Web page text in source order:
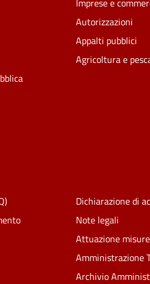
Imprese e
Autorizzazioni
Appalti pubblici
Agricoltura e
Dichiarazione di
Note legali
Attuazione
Amministrazione
Archivio